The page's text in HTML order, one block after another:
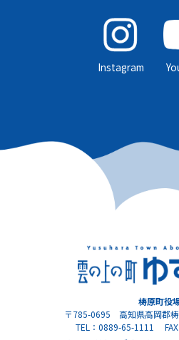
Instagram
梼原町役
〒785-0695 高知県高岡郡
TEL：0889-65-1111